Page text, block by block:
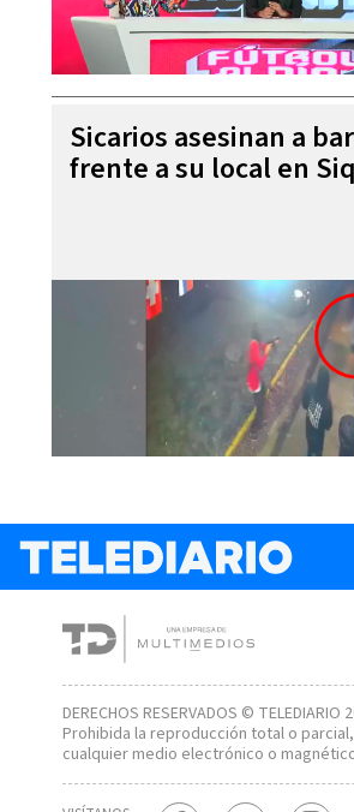
Sicarios asesinan a
frente a su local en
DERECHOS RESERVADOS © TELEDIARIO
Prohibida la reproducción total o
cualquier medio electrónico o